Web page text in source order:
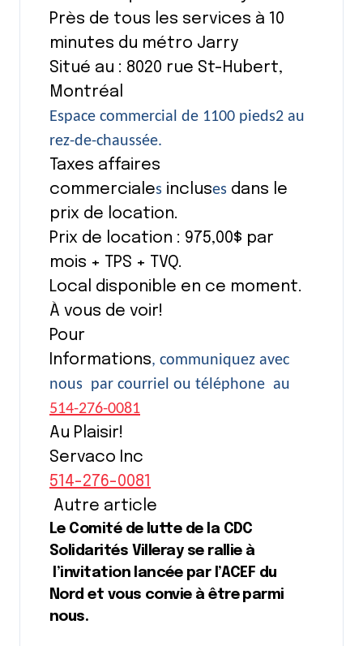
Près de tous les services à 10
minutes du métro Jarry
Situé au : 8020 rue St-Hubert,
Montréal
Espace commercial de 1100 pieds2 au
rez-de-chaussée.
Taxes affaires
commerciales incluses dans le
prix de location.
Prix de location : 975,00$ par
mois + TPS + TVQ.
Local disponible en ce moment.
À vous de voir!
Pour
Informations, communiquez avec
nous par courriel ou téléphone au
514-276-0081
Au Plaisir!
Servaco Inc
514-276-0081
Autre article
Le Comité de lutte de la CDC
Solidarités Villeray se rallie à
l’invitation lancée par l’ACEF du
Nord et vous convie à être parmi
nous.